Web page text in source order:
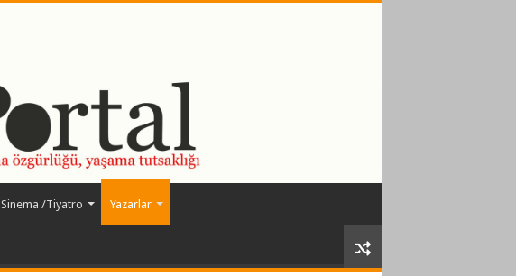
Sinema /Tiyatro Yazarlar